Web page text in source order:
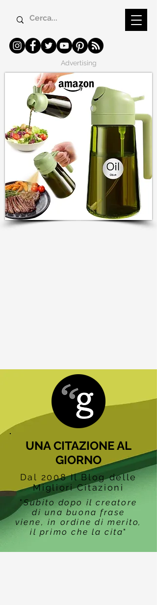
Advertising
UNA CITAZIONE AL
GIORNO
Dal 2008 Il Blog delle
Migliori Citazioni
"Subito dopo il creatore
di una buona frase
viene, in ordine di merito,
il primo che la cita"